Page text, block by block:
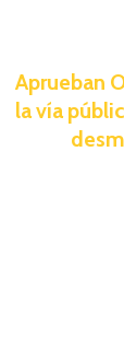
Aprueban
la vía